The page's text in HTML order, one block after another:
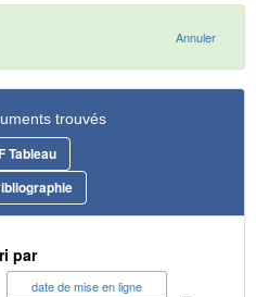
Annuler
trouvés
Tableau
par
date de mise en ligne